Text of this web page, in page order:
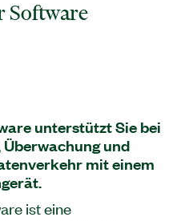
Software
unterstützt Sie bei
und
mit einem
ist eine